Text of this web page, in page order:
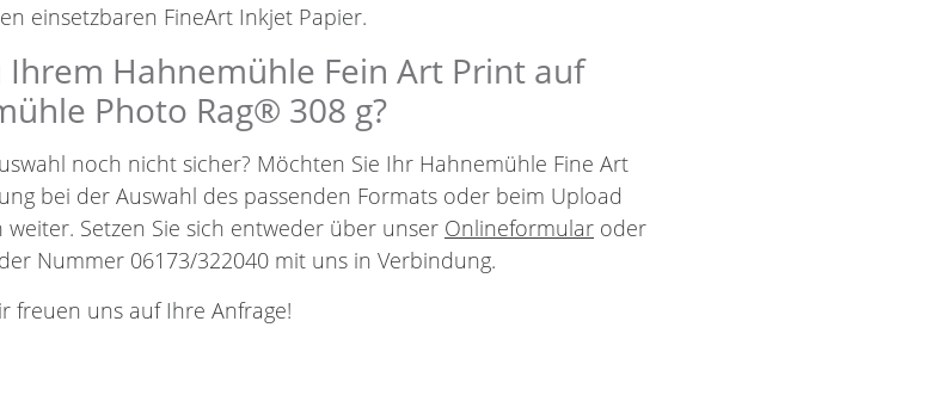
einsetzbaren FineArt Inkjet Papier.
Ihrem Hahnemühle Fein Art Print auf
Photo Rag® 308 g?
noch nicht sicher? Möchten Sie Ihr Hahnemühle Fine Art
bei der Auswahl des passenden Formats oder beim Upload
Setzen Sie sich entweder über unser Onlineformular oder
Nummer 06173/322040 mit uns in Verbindung.
freuen uns auf Ihre Anfrage!